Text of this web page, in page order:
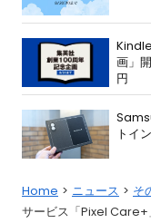
画」
円
トイ
Home ニュース そ
サービス「Pixel Care+